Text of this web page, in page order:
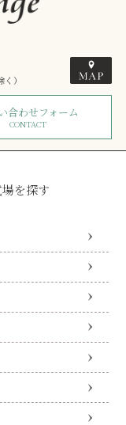
）
合わせフォーム
CONTACT
を探す